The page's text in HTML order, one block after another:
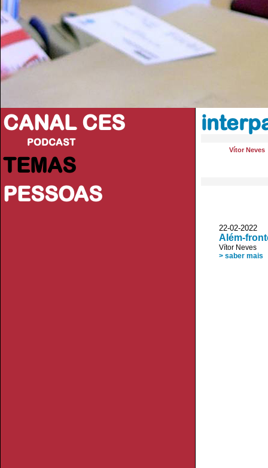
CANAL CES
PODCAST
TEMAS
PESSOAS
Vítor Neves
22-02-
Além-
Vítor Neves
> saber mais